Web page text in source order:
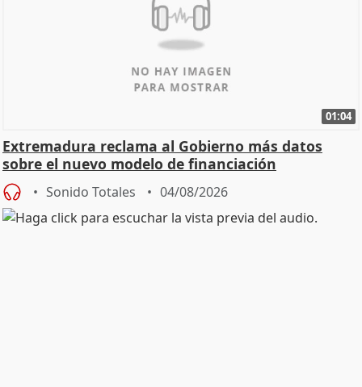
01:04
Extremadura reclama al Gobierno más datos
sobre el nuevo modelo de financiación
Sonido Totales 04/08/2026